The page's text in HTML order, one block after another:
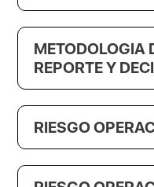
METODOLOGIA
REPORTE Y
RIESGO